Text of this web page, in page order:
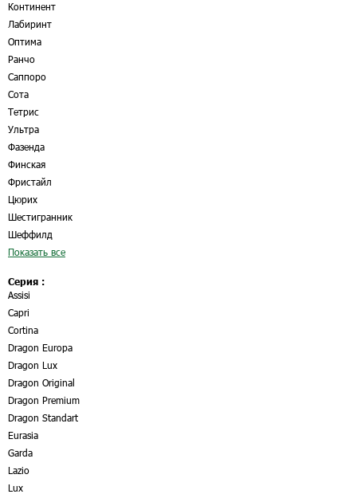
Континент
Лабиринт
Оптима
Ранчо
Саппоро
Сота
Тетрис
Ультра
Фазенда
Финская
Фристайл
Цюрих
Шестигранник
Шеффилд
Показать все
Серия :
Assisi
Capri
Cortina
Dragon Europa
Dragon Lux
Dragon Original
Dragon Premium
Dragon Standart
Eurasia
Garda
Lazio
Lux